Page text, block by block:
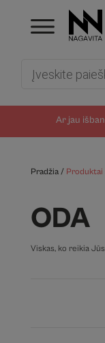
Ar jau
Pradžia/ Produktai
ODA
Viskas, ko reikia